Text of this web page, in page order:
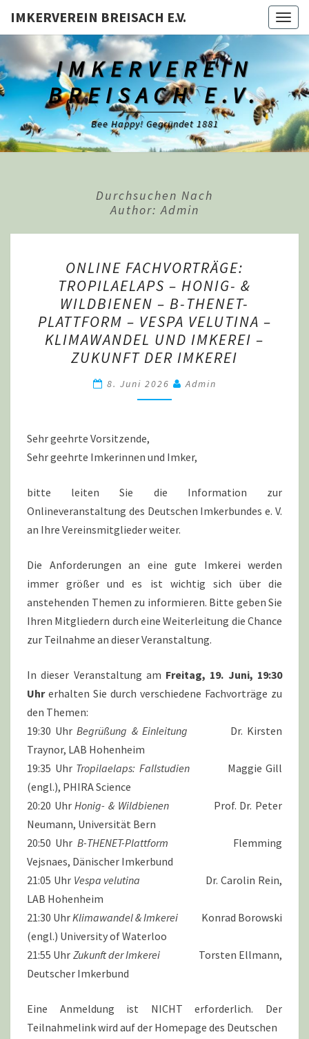
IMKERVEREIN BREISACH E.V.
IMKERVEREIN
BREISACH E.V.
Bee Happy! Gegründet 1881
Durchsuchen Nach
Author:Admin
FACHVORTRÄGE:
TROPILAELAPS
–
HONIG-
&
WILDBIENEN
–
B-
–
VELUTINA
–
KLIMAWANDEL
IMKEREI
–
ZUKUNFT
DER
IMKEREI
ONLINE FACHVORTRÄGE:
TROPILAELAPS – HONIG- &
WILDBIENEN – B-THENET-
PLATTFORM – VESPA VELUTINA –
KLIMAWANDEL UND IMKEREI –
ZUKUNFT DER IMKEREI
8. Juni 2026 Admin
Sehr geehrte Vorsitzende,
Sehr geehrte Imkerinnen und Imker,
bitte leiten Sie die Information zur
Onlineveranstaltung des Deutschen Imkerbundes e. V.
an Ihre Vereinsmitglieder weiter.
Die Anforderungen an eine gute Imkerei werden
immer größer und es ist wichtig sich über die
anstehenden Themen zu informieren. Bitte geben Sie
Ihren Mitgliedern durch eine Weiterleitung die Chance
zur Teilnahme an dieser Veranstaltung.
In dieser Veranstaltung am Freitag, 19. Juni, 19:30
Uhr erhalten Sie durch verschiedene Fachvorträge zu
den Themen:
19:30 UhrBegrüßung & Einleitung Dr. Kirsten
Traynor, LAB Hohenheim
19:35 Uhr Tropilaelaps: FallstudienMaggie Gill
(engl.), PHIRA Science
20:20 UhrHonig- & WildbienenProf. Dr. Peter
Neumann, Universität Bern
20:50 Uhr B-THENET-Plattform Flemming
Vejsnaes, Dänischer Imkerbund
21:05 Uhr Vespa velutina Dr. Carolin Rein,
LAB Hohenheim
21:30 UhrKlimawandel & Imkerei Konrad Borowski
(engl.) University of Waterloo
21:55 Uhr Zukunft der Imkerei
Torsten Ellmann,
Deutscher Imkerbund
Eine Anmeldung ist NICHT erforderlich. Der
Teilnahmelink wird auf der Homepage des Deutschen